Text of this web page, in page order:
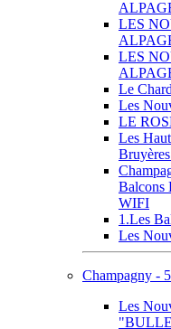
LES
LES
Le
Les
LE
Les
Balcons
WIFI
1.Les
Les
Champagny -
Les